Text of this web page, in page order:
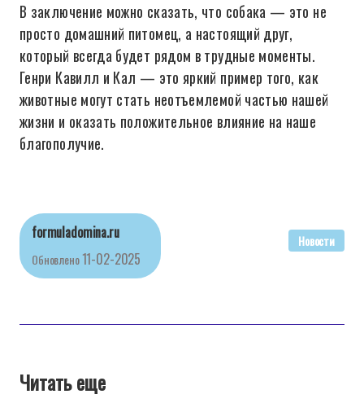
В заключение можно сказать, что собака — это не
просто домашний питомец, а настоящий друг,
который всегда будет рядом в трудные моменты.
Генри Кавилл и Кал — это яркий пример того, как
животные могут стать неотъемлемой частью нашей
жизни и оказать положительное влияние на наше
благополучие.
formuladomina.ru
Обновлено11-02-2025
Новости
Читать еще